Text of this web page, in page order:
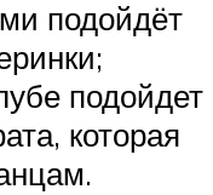
подойдёт
подойдет
которая